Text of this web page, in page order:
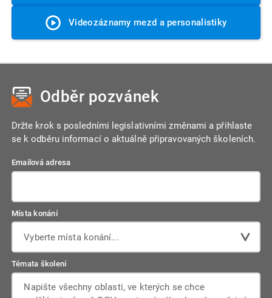
Videozáznamy mezd a personalistiky
Odběr pozvánek
Držte krok s posledními legislativními změnami a přihlaste
se k odběru informací o aktuálně připravovaných školeních.
Emailová adresa
Místa konání
Vyberte místa konání...
Témata školení